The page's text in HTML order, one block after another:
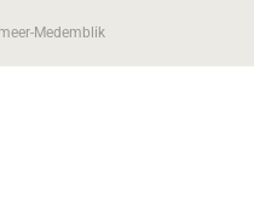
Medemblik